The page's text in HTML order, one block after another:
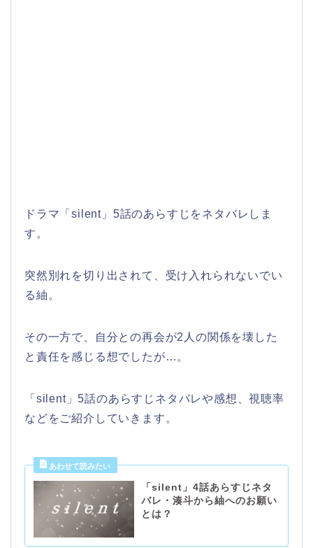
ドラマ「silent」5話のあらすじをネタバレしま
す。
突然別れを切り出されて、受け入れられないでい
る紬。
その一方で、自分との再会が2人の関係を壊した
と責任を感じる想でしたが…。
「silent」5話のあらすじネタバレや感想、視聴率
などをご紹介していきます。
「silent」4話あらすじネタ
バレ・湊斗から紬へのお願い
とは？